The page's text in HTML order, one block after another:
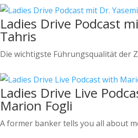
Ladies Drive Podcast
Tahris
Die wichtigste Führungsqualität der
Ladies Drive Live
Marion Fogli
A former banker tells you all about